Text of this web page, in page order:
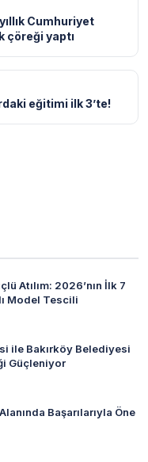
Cumhuriyet
çöreği yaptı
eğitimi ilk 3’te!
Atılım: 2026’nın İlk 7
Model Tescili
ile Bakırköy Belediyesi
Güçleniyor
Başarılarıyla Öne